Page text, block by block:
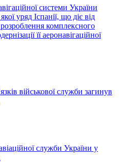
системи України
уряд Іспанії, що діє від
комплексного
її аеронавігаційної
військової служби загинув
служби України у